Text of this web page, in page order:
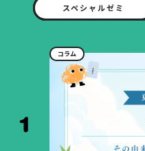
スペシャルゼミ
コラム